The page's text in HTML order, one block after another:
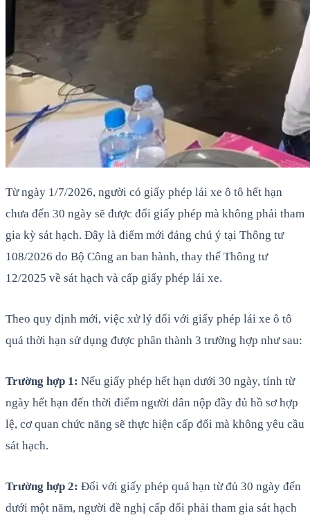
Từ ngày 1/7/2026, người có giấy phép lái xe ô tô hết hạn
chưa đến 30 ngày sẽ được đổi giấy phép mà không phải tham
gia kỳ sát hạch. Đây là điểm mới đáng chú ý tại Thông tư
108/2026 do Bộ Công an ban hành, thay thế Thông tư
12/2025 về sát hạch và cấp giấy phép lái xe.
Theo quy định mới, việc xử lý đối với giấy phép lái xe ô tô
quá thời hạn sử dụng được phân thành 3 trường hợp như sau:
Trường hợp 1: Nếu giấy phép hết hạn dưới 30 ngày, tính từ
ngày hết hạn đến thời điểm người dân nộp đầy đủ hồ sơ hợp
lệ, cơ quan chức năng sẽ thực hiện cấp đổi mà không yêu cầu
sát hạch.
Trường hợp 2: Đối với giấy phép quá hạn từ đủ 30 ngày đến
dưới một năm, người đề nghị cấp đổi phải tham gia sát hạch